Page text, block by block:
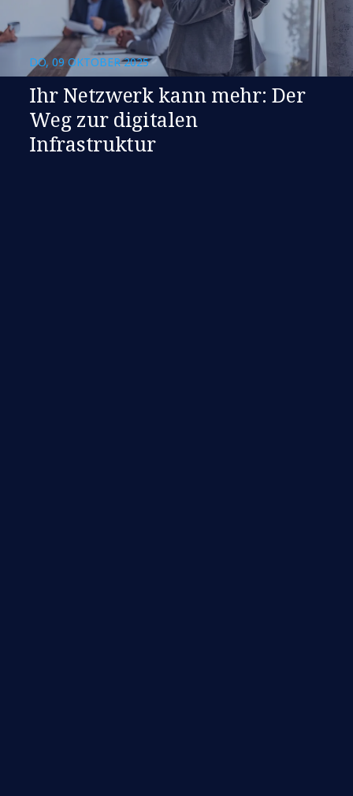
DO, 09 OKTOBER 2025
Ihr Netzwerk kann mehr: Der
Weg zur digitalen
Infrastruktur